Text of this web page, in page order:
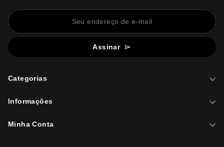
Assinar
Categorias
Informações
Minha Conta